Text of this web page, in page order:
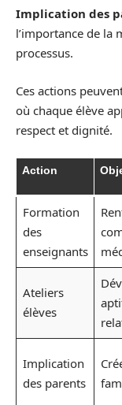
Implication des
l’importance de la
processus.
Ces actions
où chaque élève
respect et dignité.
Action
Formation
des
enseignants
Ateliers
élèves
Implication
des parents